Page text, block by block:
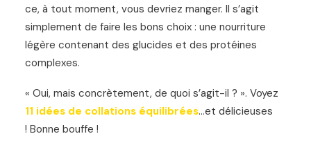
ce, à tout moment, vous devriez manger. Il s’agit
simplement de faire les bons choix : une nourriture
légère contenant des glucides et des protéines
complexes.
« Oui, mais concrètement, de quoi s’agit-il ? ». Voyez
11 idées de collations équilibrées…et délicieuses
! Bonne bouffe !